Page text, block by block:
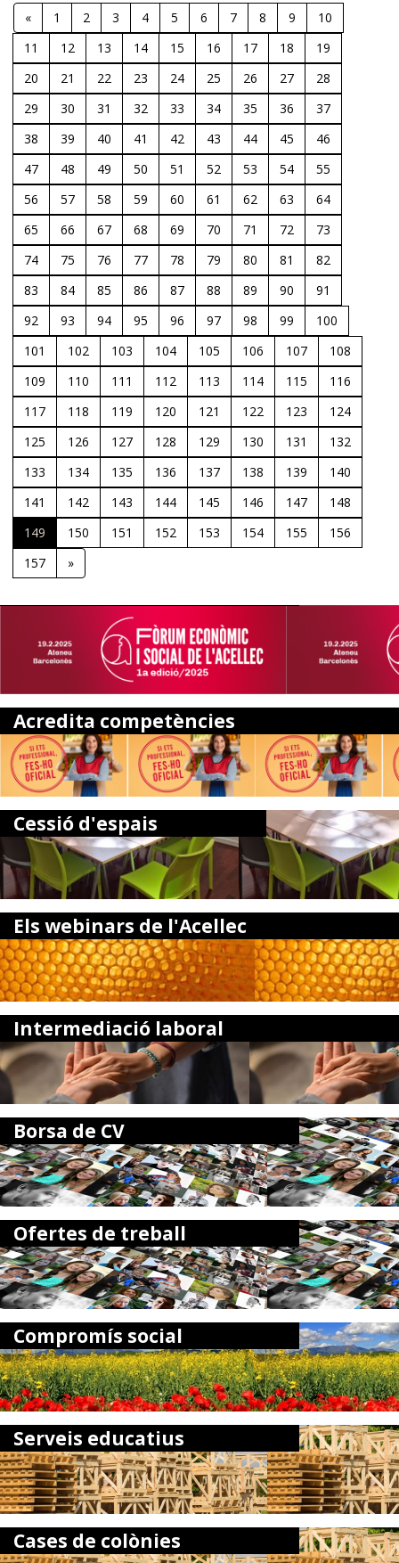
« 1 2 3 4 5 6 7 8 9
10
11
12 13 14 15 16 17 18
19
20
21 22 23 24 25 26 27
28
29
30 31 32 33 34 35 36
37
38
39 40 41 42 43 44 45
46
47
48 49 50 51 52 53 54
55
56
57 58 59 60 61 62 63
64
65
66 67 68 69 70 71 72
73
74
75 76 77 78 79 80 81
82
83
84 85 86 87 88 89 90
91
92
93 94 95 96 97 98 99
100
101
102 103 104 105 106 107
108
109
110 111 112 113 114 115
116
117
118 119 120 121 122 123
124
125
126 127 128 129 130 131
132
133
134 135 136 137 138 139
140
141
142 143 144 145 146 147
148
149
150 151 152 153 154 155
156
157
»
Acredita competències
Cessió d'espais
Els webinars de l'Acellec
Intermediació laboral
Borsa de CV
Ofertes de treball
Compromís social
Serveis educatius
Cases de colònies